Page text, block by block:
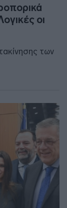
οι
των